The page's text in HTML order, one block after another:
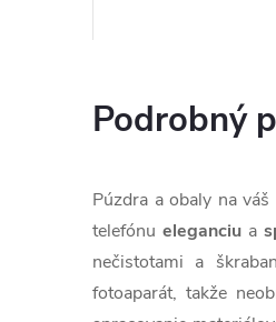
Podrobný
Púzdra a obaly na
telefónueleganciu a
nečistotami a
fotoaparát, takže